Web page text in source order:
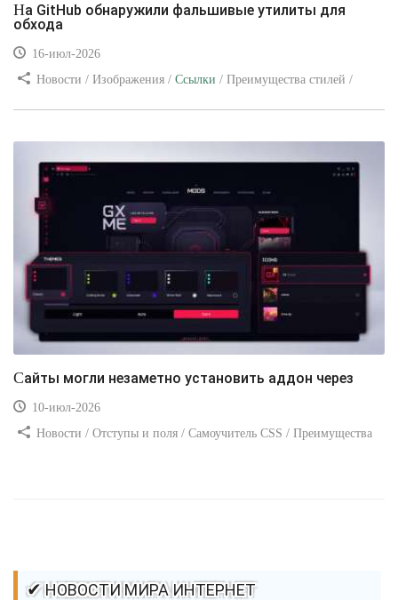
На GitHub обнаружили фальшивые утилиты для
обхода
16-июл-2026
Новости / Изображения / Ссылки / Преимущества стилей /
Сайты могли незаметно установить аддон через
10-июл-2026
Новости / Отступы и поля / Самоучитель CSS / Преимущества
✔ НОВОСТИ МИРА ИНТЕРНЕТ